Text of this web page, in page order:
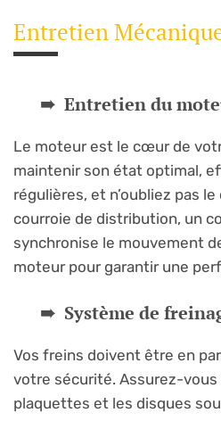
Entretien
Entretien du
Le moteur est le cœur de
maintenir son état optimal,
régulières, et n’oubliez pas
courroie de distribution, un
synchronise le mouvement
moteur pour garantir une
Système de
Vos freins doivent être en
votre sécurité. Assurez-vous
plaquettes et les disques